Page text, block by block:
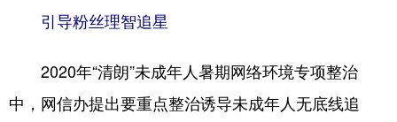
引导粉丝理智追星
2020年“清朗”未成年人暑期网络环境专项整治
中，网信办提出要重点整治诱导未成年人无底线追